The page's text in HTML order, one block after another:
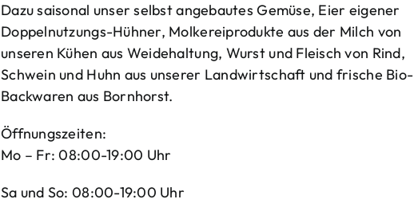
Dazu saisonal unser selbst angebautes Gemüse, Eier eigener
Doppelnutzungs-Hühner, Molkereiprodukte aus der Milch von
unseren Kühen aus Weidehaltung, Wurst und Fleisch von Rind,
Schwein und Huhn aus unserer Landwirtschaft und frische Bio-
Backwaren aus Bornhorst.
Öffnungszeiten:
Mo – Fr: 08:00-19:00 Uhr
Sa und So: 08:00-19:00 Uhr